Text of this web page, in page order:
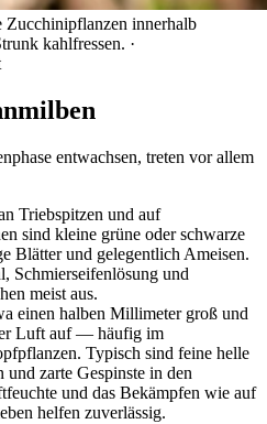
Zucchinipflanzen innerhalb
kahlfressen. ·
entwachsen, treten vor allem
Triebspitzen und auf
sind kleine grüne oder schwarze
Blätter und gelegentlich Ameisen.
Schmierseifenlösung und
meist aus.
einen halben Millimeter groß und
Luft auf — häufig im
Typisch sind feine helle
zarte Gespinste in den
und das Bekämpfen wie auf
helfen zuverlässig.